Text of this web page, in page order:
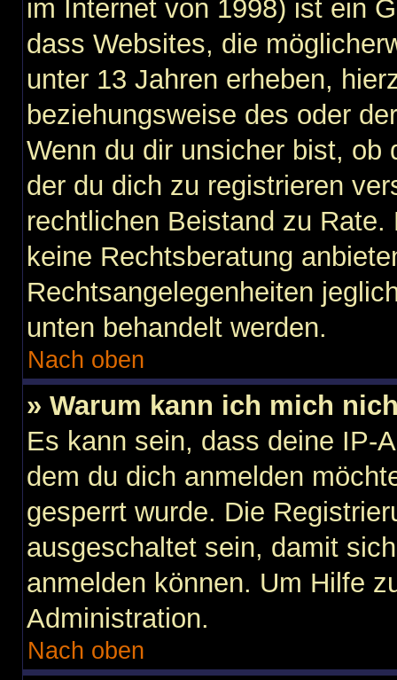
im Internet von 1998) ist ein
dass Websites, die
unter 13 Jahren erheben,
beziehungsweise des oder
Wenn du dir unsicher bist, ob
der du dich zu registrieren
rechtlichen Beistand zu
keine Rechtsberatung
Rechtsangelegenheiten
unten behandelt werden.
Nach oben
» Warum kann ich mich
Es kann sein, dass deine IP-
dem du dich anmelden
gesperrt wurde. Die
ausgeschaltet sein, damit
anmelden können. Um Hilfe
Administration.
Nach oben